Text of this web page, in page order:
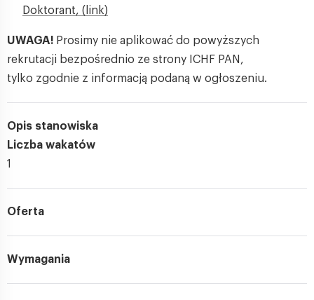
Doktorant, (link)
UWAGA! Prosimy nie aplikować do powyższych
rekrutacji bezpośrednio ze strony ICHF PAN,
tylko zgodnie z informacją podaną w ogłoszeniu.
Opis stanowiska
Liczba wakatów
1
Oferta
Wymagania